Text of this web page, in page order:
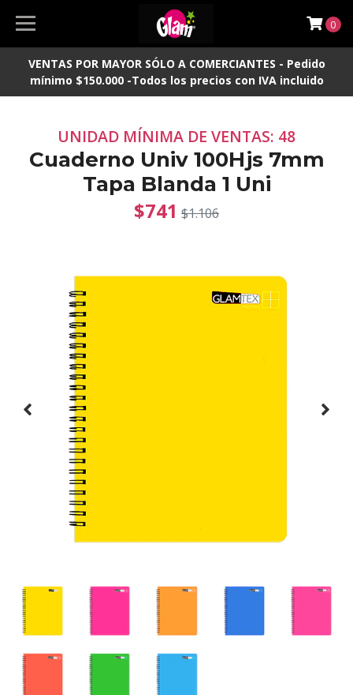
VENTAS POR MAYOR SÓLO A COMERCIANTES - Pedido
mínimo $150.000 -Todos los precios con IVA incluido
0
UNIDAD MÍNIMA DE VENTAS: 48
Cuaderno Univ 100Hjs 7mm
Tapa Blanda 1 Uni
$741 $1.106